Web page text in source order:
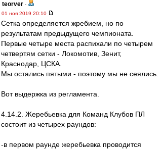
teorver -
01 ноя 2019 20:10
Сетка определяется жребием, но по
результатам предыдущего чемпионата.
Первые четыре места распихали по четырем
четвертям сетки - Локомотив, Зенит,
Краснодар, ЦСКА.
Мы остались пятыми - поэтому мы не сеялись.
Вот выдержка из регламента.
4.14.2. Жеребьевка для Команд Клубов ПЛ
состоит из четырех раундов:
-в первом раунде жеребьевка проводится